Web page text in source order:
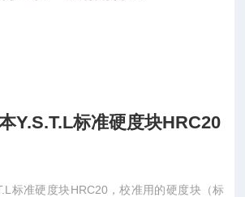
Y.S.T.L标准硬度块HRC20
标准硬度块HRC20，校准用的硬度块（标